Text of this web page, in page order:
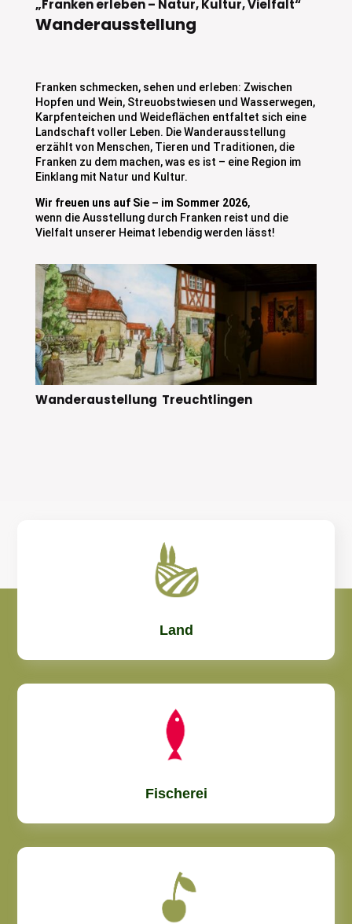
„Franken erleben – Natur, Kultur, Vielfalt“
Wanderausstellung
Franken schmecken, sehen und erleben: Zwischen
Hopfen und Wein, Streuobstwiesen und Wasserwegen,
Karpfenteichen und Weideflächen entfaltet sich eine
Landschaft voller Leben. Die Wanderausstellung
erzählt von Menschen, Tieren und Traditionen, die
Franken zu dem machen, was es ist – eine Region im
Einklang mit Natur und Kultur.
Wir freuen uns auf Sie – im Sommer 2026,
wenn die Ausstellung durch Franken reist und die
Vielfalt unserer Heimat lebendig werden lässt!
Wanderaustellung Treuchtlingen
Land
Fischerei